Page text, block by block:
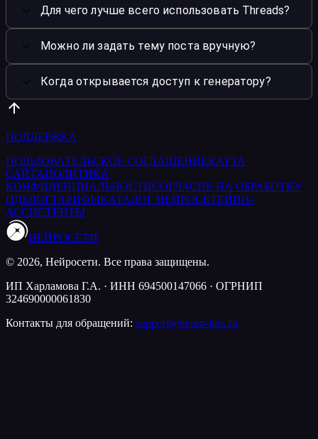
Для чего лучше всего использовать Threads?
Можно ли задать тему поста вручную?
Когда открывается доступ к генератору?
ПОДДЕРЖКА
ПОЛЬЗОВАТЕЛЬСКОЕ СОГЛАШЕНИЕКАРТА
САЙТАПОЛИТИКА
КОНФИДЕНЦИАЛЬНОСТИСОГЛАСИЕ НА ОБРАБОТКУ
ПДБЛОГТАРИФЫКАТАЛОГ НЕЙРОСЕТЕЙИИ-
АССИСТЕНТЫ
НЕЙРОСЕТИ
© 2026, Нейросети. Все права защищены.
ИП Харламова Г.А. · ИНН 694500147066 · ОГРНИП
324690000061830
Контакты для обращений: support@neuro-link.ru